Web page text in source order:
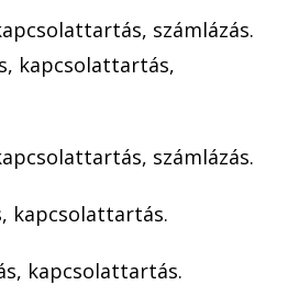
számlázás.
kapcsolattartás,
rtás, számlázás.
kapcsolattartás.
kapcsolattartás.